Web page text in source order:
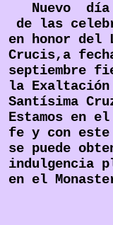
Nuevo día
de las
en honor del
Crucis,a
septiembre
la
Santísima
Estamos en
fe y con este
se puede
indulgencia
en el